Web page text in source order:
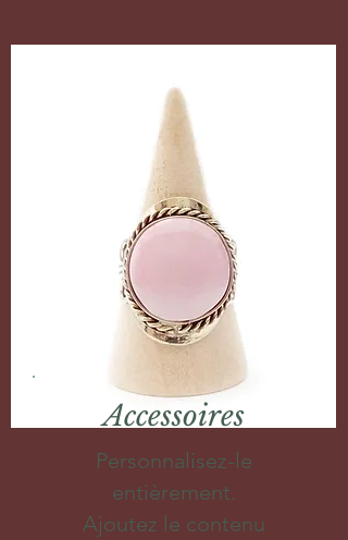
Accessoires
Personnalisez-le
entièrement.
Ajoutez le contenu